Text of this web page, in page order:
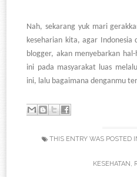
Nah, sekarang yuk mari
keseharian kita, agar Indonesia
blogger, akan menyebarkan
ini pada masyarakat luas
ini, lalu bagaimana denganmu
THIS ENTRY WAS POSTED
KESEHATAN ,